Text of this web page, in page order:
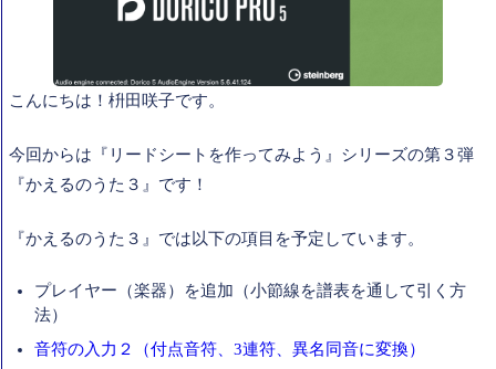
こんにちは！枡田咲子です。
今回からは『リードシートを作ってみよう』シリーズの第３弾
『かえるのうた３』です！
『かえるのうた３』では以下の項目を予定しています。
プレイヤー（楽器）を追加（小節線を譜表を通して引く方
法）
音符の入力２（付点音符、3連符、異名同音に変換）